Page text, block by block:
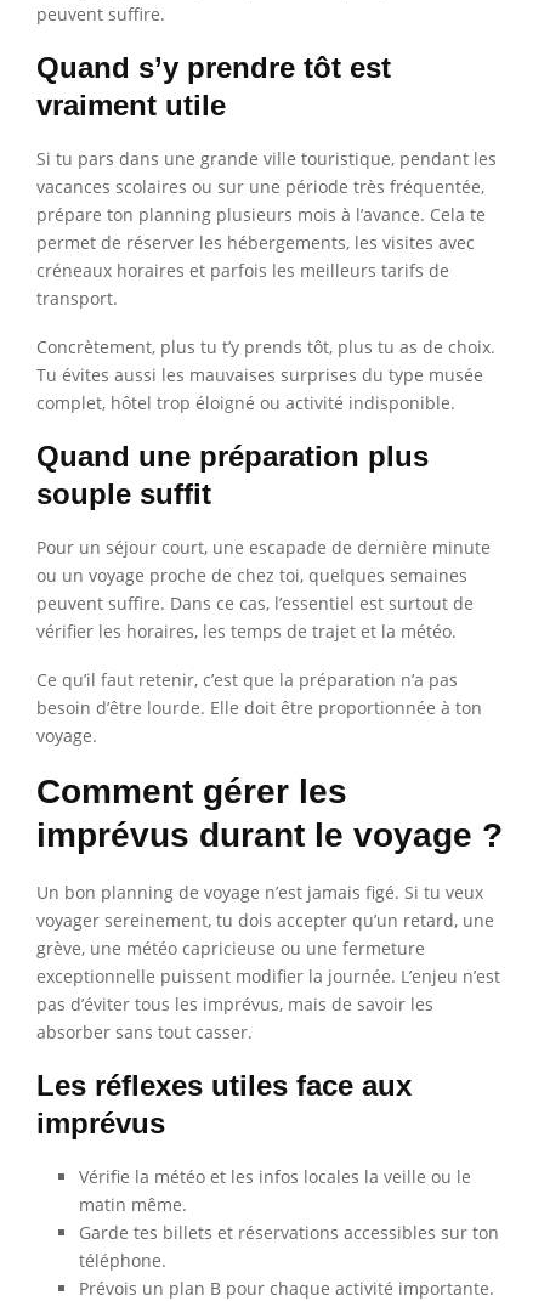
peuvent suffire.
Quand s’y prendre tôt est
vraiment utile
Si tu pars dans une grande ville touristique, pendant les
vacances scolaires ou sur une période très fréquentée,
prépare ton planning plusieurs mois à l’avance. Cela te
permet de réserver les hébergements, les visites avec
créneaux horaires et parfois les meilleurs tarifs de
transport.
Concrètement, plus tu t’y prends tôt, plus tu as de choix.
Tu évites aussi les mauvaises surprises du type musée
complet, hôtel trop éloigné ou activité indisponible.
Quand une préparation plus
souple suffit
Pour un séjour court, une escapade de dernière minute
ou un voyage proche de chez toi, quelques semaines
peuvent suffire. Dans ce cas, l’essentiel est surtout de
vérifier les horaires, les temps de trajet et la météo.
Ce qu’il faut retenir, c’est que la préparation n’a pas
besoin d’être lourde. Elle doit être proportionnée à ton
voyage.
Comment gérer les
imprévus durant le voyage ?
Un bon planning de voyage n’est jamais figé. Si tu veux
voyager sereinement, tu dois accepter qu’un retard, une
grève, une météo capricieuse ou une fermeture
exceptionnelle puissent modifier la journée. L’enjeu n’est
pas d’éviter tous les imprévus, mais de savoir les
absorber sans tout casser.
Les réflexes utiles face aux
imprévus
Vérifie la météo et les infos locales la veille ou le
matin même.
Garde tes billets et réservations accessibles sur ton
téléphone.
Prévois un plan B pour chaque activité importante.